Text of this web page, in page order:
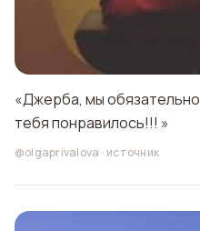
«Джерба, мы
тебя понравилось!!! »
@olgaprivalova · источник